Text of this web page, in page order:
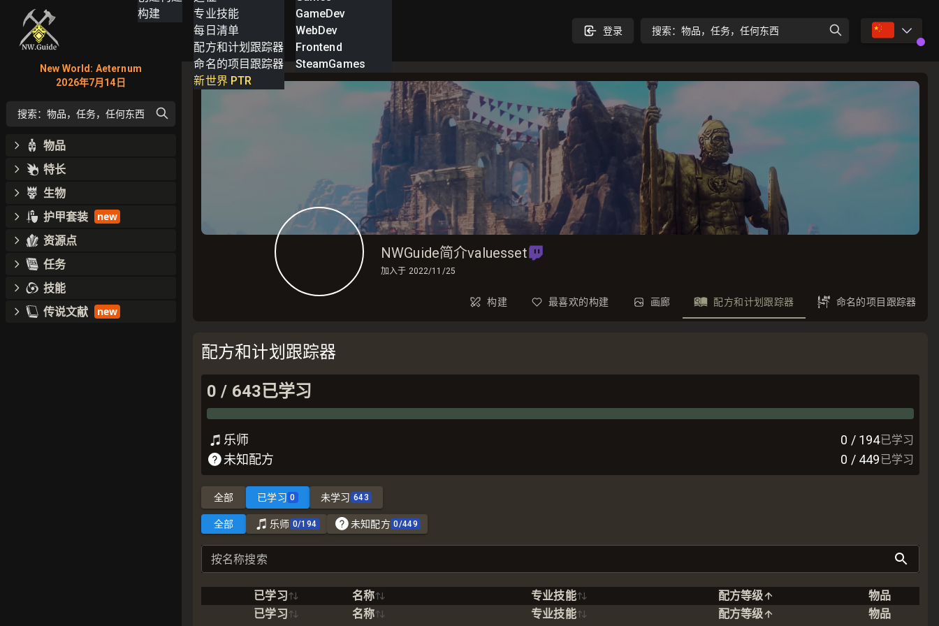
构建
专业技能
每日清单
配方和计划跟踪器
命名的项目跟踪器
新世界 PTR
GameDev
WebDev
Frontend
SteamGames
登录 搜索：物品，任务，任何东西 🇨🇳
NWGuide简介valuesset
加入于 2022/11/25
构建 最喜欢的构建 画廊 配方和计划跟踪器 命名的项目跟踪器
配方和计划跟踪器
0 / 643已学习
乐师 0 / 194已学习
未知配方 0 / 449已学习
全部 已学习 0 未学习 643
全部 乐师 0/194 未知配方 0/449
按名称搜索
已学习 名称 专业技能 配方等级
物品
已学习
名称 专业技能 配方等级 物品
New World: Aeternum
2026年7月14日
搜索：物品，任务，任何东西
物品
特长
生物
护甲套装
new
资源点
任务
技能
传说文献
new